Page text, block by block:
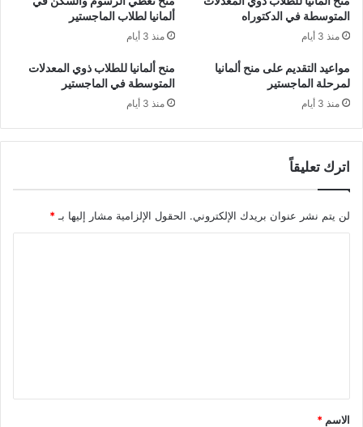
المتوسطة في الدكتوراه
منذ 3 أيام
ألمانيا لطلاب الماجستير
منذ 3 أيام
مواعيد التقديم على منح ألمانيا
لمرحلة الماجستير
منذ 3 أيام
منح ألمانيا للطلاب ذوي المعدلات
المتوسطة في الماجستير
منذ 3 أيام
اترك تعليقاً
لن يتم نشر عنوان بريدك الإلكتروني. الحقول الإلزامية مشار إليها بـ *
*
الاسم *